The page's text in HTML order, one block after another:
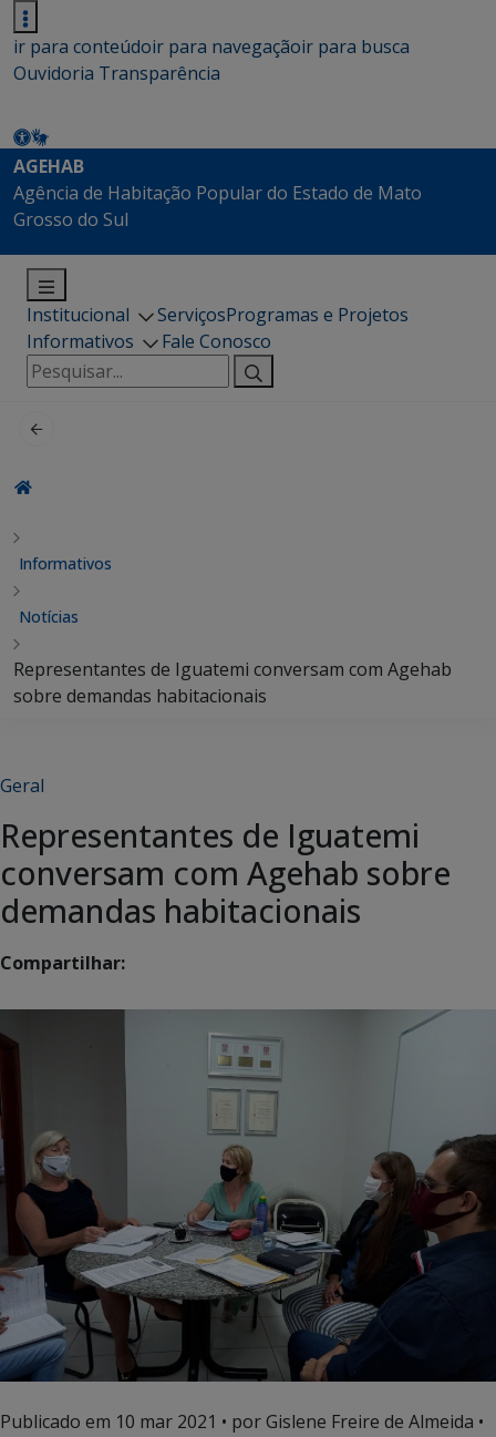
ir para conteúdoir para navegaçãoir para busca
Ouvidoria Transparência
AGEHAB
Agência de Habitação Popular do Estado de Mato
Grosso do Sul
Institucional ServiçosProgramas e Projetos
Informativos
Fale Conosco
Pesquisar
por:
Informativos
Notícias
Representantes de Iguatemi conversam com Agehab
sobre demandas habitacionais
Geral
Representantes de Iguatemi
conversam com Agehab sobre
demandas habitacionais
Compartilhar:
Publicado em 10 mar 2021 • por Gislene Freire de Almeida •